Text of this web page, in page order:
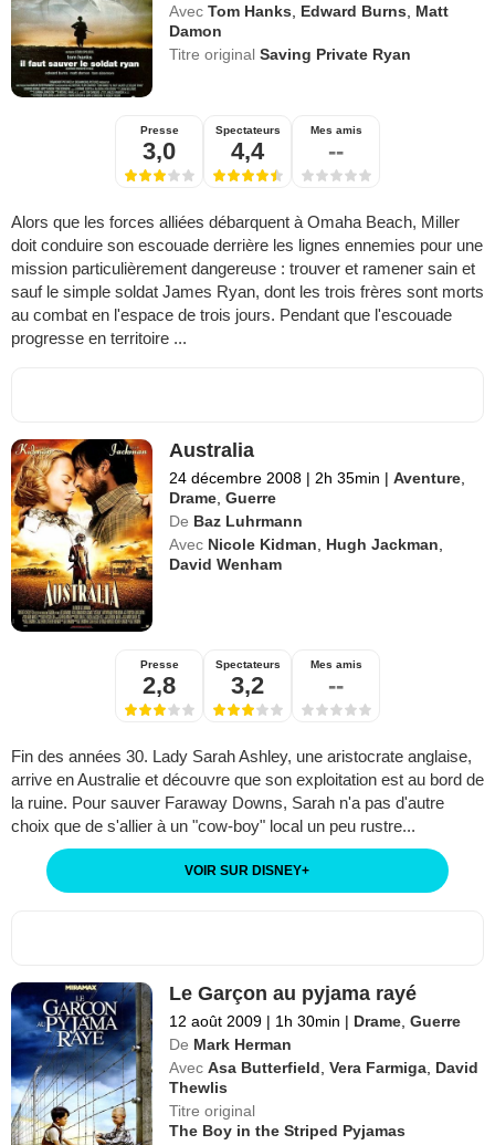
Avec Tom Hanks Edward Burns
Matt
Damon
Titre originalSaving Private Ryan
Presse
3,0
Spectateurs
4,4
Mes amis
--
Alors que les forces alliées débarquent à Omaha Beach, Miller
doit conduire son escouade derrière les lignes ennemies pour une
mission particulièrement dangereuse : trouver et ramener sain et
sauf le simple soldat James Ryan, dont les trois frères sont morts
au combat en l'espace de trois jours. Pendant que l'escouade
progresse en territoire ...
Australia
24 décembre 2008 | 2h 35min | Aventure,
Drame,Guerre
De Baz Luhrmann
Avec Nicole Kidman, Hugh Jackman,
David Wenham
Presse
2,8
Spectateurs
3,2
Mes amis
--
Fin des années 30. Lady Sarah Ashley, une aristocrate anglaise,
arrive en Australie et découvre que son exploitation est au bord de
la ruine. Pour sauver Faraway Downs, Sarah n'a pas d'autre
choix que de s'allier à un "cow-boy" local un peu rustre...
VOIR SUR DISNEY+
Le Garçon au pyjama rayé
12 août 2009 | 1h 30min | Drame,Guerre
De Mark Herman
Avec Asa Butterfield,Vera Farmiga, David
Thewlis
Titre original
The Boy in the Striped Pyjamas